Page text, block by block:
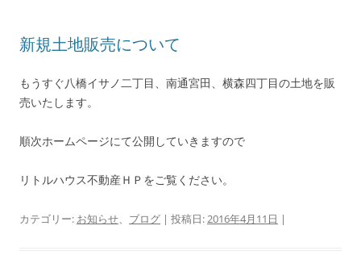
新規土地販売について
もうすぐ八橋イサノ二丁目、南通宮田、横森四丁目の土地を販
売いたします。
順次ホームページにて公開していきますので
リトルハウス不動産ＨＰをご覧ください。
カテゴリー: お知らせ、 ブログ | 投稿日:2016年4月11日 |